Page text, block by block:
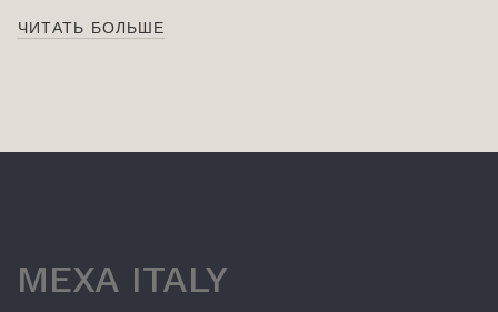
ЧИТАТЬ БОЛЬШЕ
MEXA ITALY